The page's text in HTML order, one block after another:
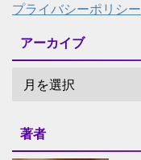
プライバシーポリシー
アーカイブ
著者